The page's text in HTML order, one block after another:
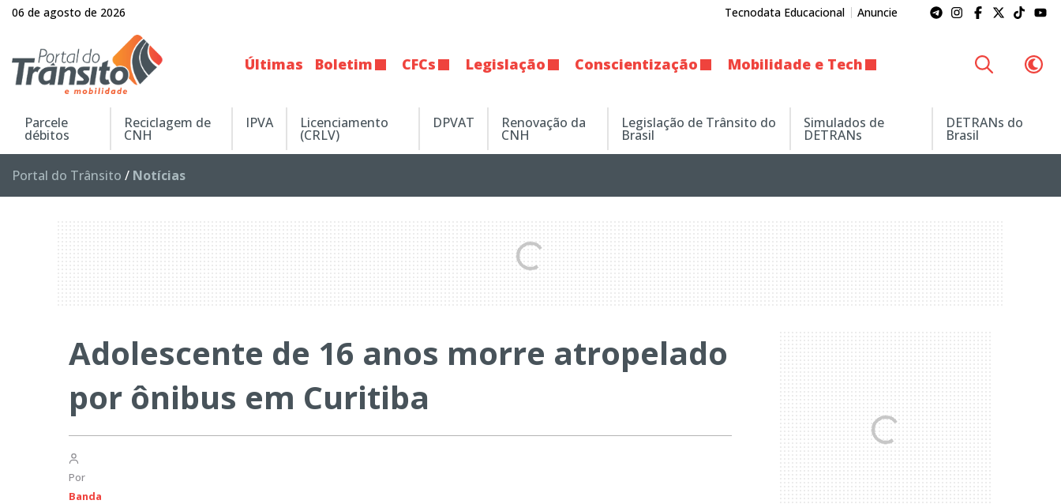
06 de agosto de 2026 Tecnodata Educacional Anuncie
Últimas Boletim CFCs Legislação Conscientização Mobilidade e Tech
Parcele
débitos
Reciclagem de
CNH
IPVA Licenciamento
(CRLV)
DPVAT Renovação da
CNH
Legislação de Trânsito do
Brasil
Simulados de
DETRANs
DETRANs do
Brasil
Portal do Trânsito / Notícias
Adolescente de 16 anos morre atropelado
por ônibus em Curitiba
Por
Banda